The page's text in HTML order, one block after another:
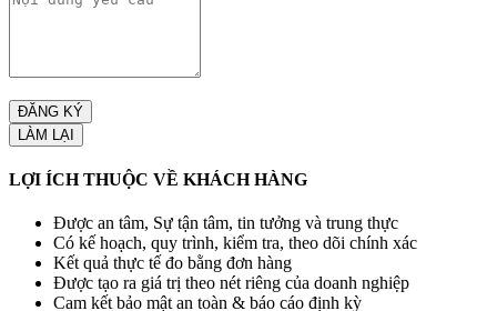
LỢI ÍCH THUỘC VỀ KHÁCH HÀNG
Được an tâm, Sự tận tâm, tin tưởng và trung thực
Có kế hoạch, quy trình, kiểm tra, theo dõi chính xác
Kết quả thực tế đo bằng đơn hàng
Được tạo ra giá trị theo nét riêng của doanh nghiệp
Cam kết bảo mật an toàn & báo cáo định kỳ